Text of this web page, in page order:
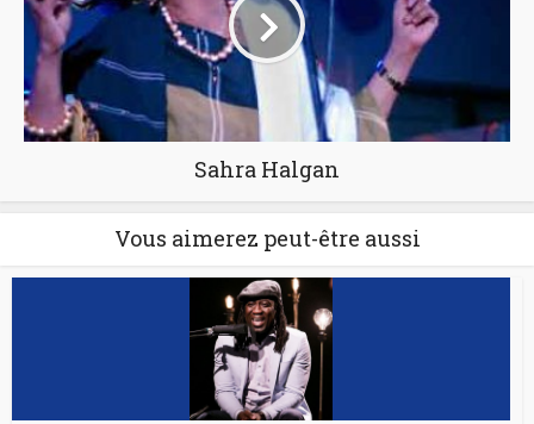
Sahra Halgan
Vous aimerez peut-être aussi